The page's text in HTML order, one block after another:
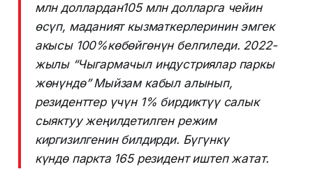
млн доллардан105 млн долларга чейин
өсүп, маданият кызматкерлеринин эмгек
акысы 100%көбөйгөнүн белгиледи. 2022-
жылы “Чыгармачыл индустриялар паркы
жөнүндө” Мыйзам кабыл алынып,
резиденттер үчүн 1% бирдиктүү салык
сыяктуу жеңилдетилген режим
киргизилгенин билдирди. Бүгүнкү
күндө паркта 165 резидент иштеп жатат.